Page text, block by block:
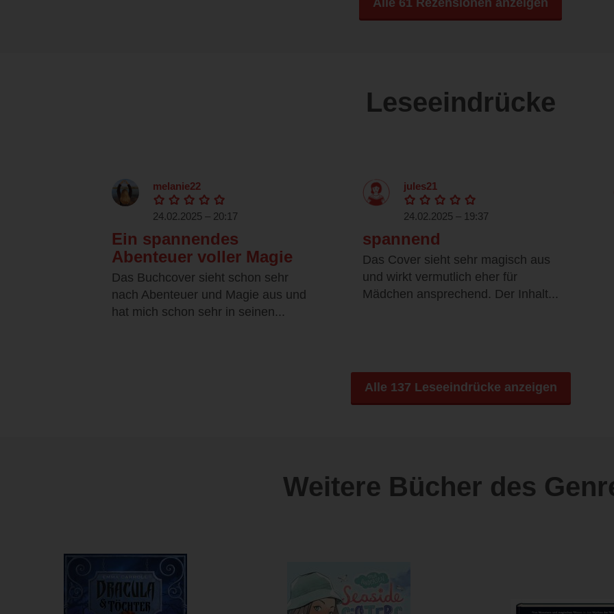
Alle 61 Rezensionen anzeigen
Leseeindrücke
melanie22
24.02.2025 – 20:17
Ein spannendes
Abenteuer voller Magie
Das Buchcover sieht schon sehr
nach Abenteuer und Magie aus und
hat mich schon sehr in seinen...
jules21
24.02.2025 – 19:37
spannend
Das Cover sieht sehr magisch aus
und wirkt vermutlich eher für
Mädchen ansprechend. Der Inhalt...
Alle 137 Leseeindrücke anzeigen
Weitere Bücher des